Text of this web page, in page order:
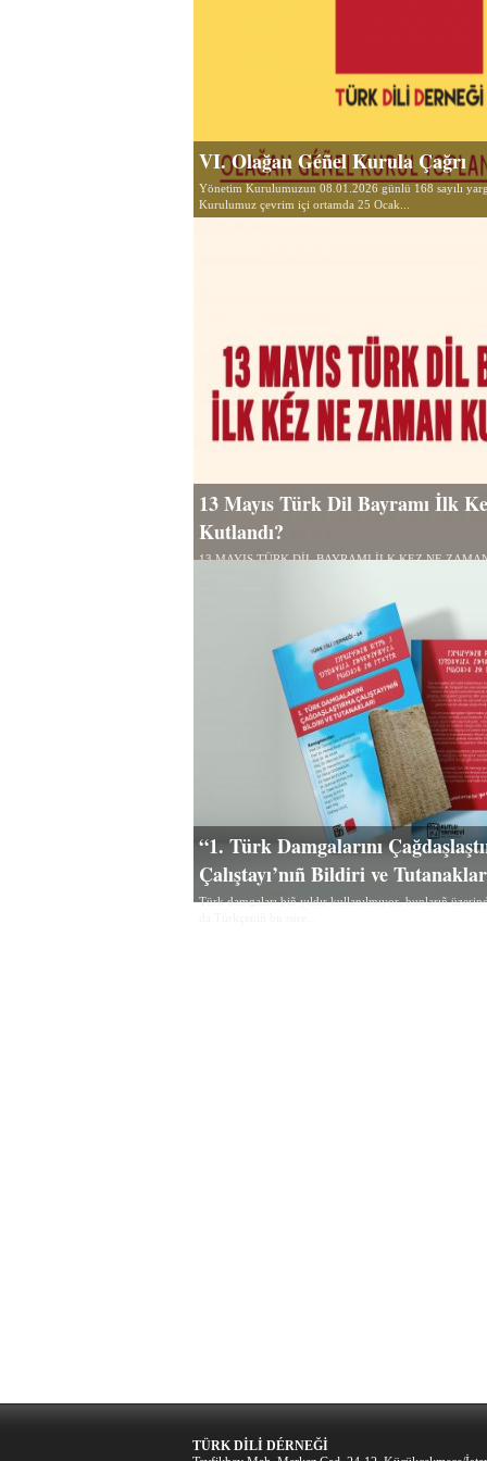
VI. Olağan Géñel Kurula Çağrı
Yönetim Kurulumuzun 08.01.2026 günlü 168 sayılı
Kurulumuz çevrim içi ortamda 25 Ocak...
13 Mayıs Türk Dil Bayramı İlk
Kutlandı?
13 MAYIS TÜRK DİL BAYRAMI İLK KEZ NE
“1. Türk Damgalarını
Çalıştayı’nıñ Bildiri ve
Türk damgaları biñ yıldır kullanılmıyor, bunlarıñ
TÜRK DİLİ DÉRNEĞİ